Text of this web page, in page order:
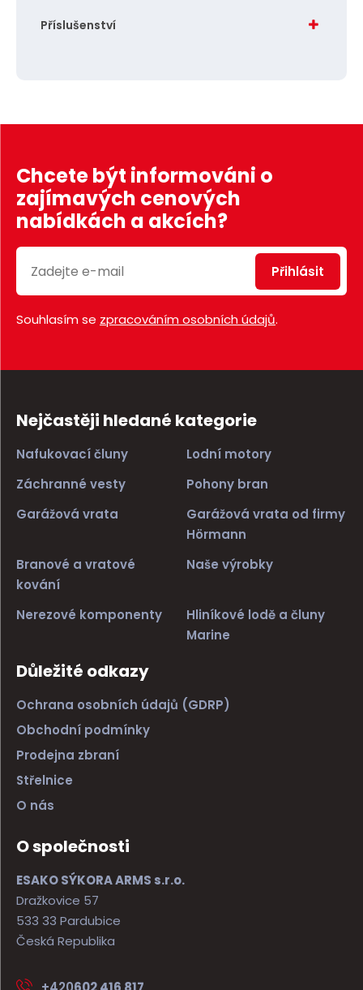
Příslušenství
Chcete být informováni o
zajímavých cenových
nabídkách a akcích?
Přihlásit
Souhlasím se zpracováním osobních údajů.
Nejčastěji hledané kategorie
Nafukovací čluny
Lodní motory
Záchranné vesty
Pohony bran
Garážová vrata
Garážová vrata od firmy
Hörmann
Branové a vratové
kování
Naše výrobky
Nerezové komponenty
Hliníkové lodě a čluny
Marine
Důležité odkazy
Ochrana osobních údajů (GDRP)
Obchodní podmínky
Prodejna zbraní
Střelnice
O nás
O společnosti
ESAKO SÝKORA ARMS s.r.o.
Dražkovice 57
533 33 Pardubice
Česká Republika